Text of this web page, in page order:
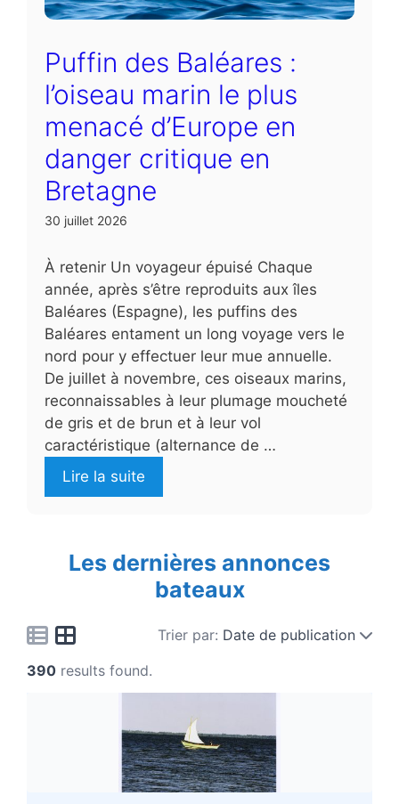
Puffin des Baléares :
l’oiseau marin le plus
menacé d’Europe en
danger critique en
Bretagne
30 juillet 2026
À retenir Un voyageur épuisé Chaque
année, après s’être reproduits aux îles
Baléares (Espagne), les puffins des
Baléares entament un long voyage vers le
nord pour y effectuer leur mue annuelle.
De juillet à novembre, ces oiseaux marins,
reconnaissables à leur plumage moucheté
de gris et de brun et à leur vol
caractéristique (alternance de …
Lire la suite
Les dernières annonces
bateaux
Trier par: Date de publication
390 results found.